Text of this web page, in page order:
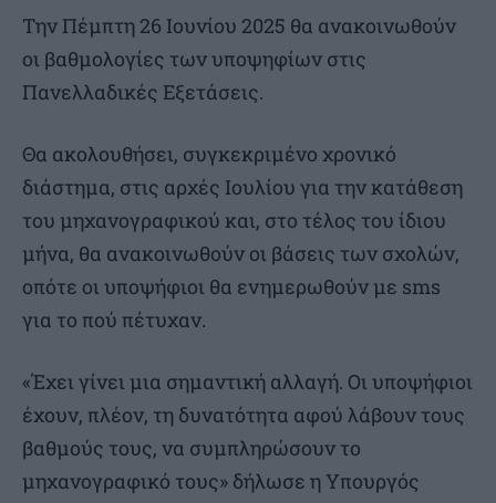
Την Πέμπτη 26 Ιουνίου 2025 θα ανακοινωθούν
οι βαθμολογίες των υποψηφίων στις
Πανελλαδικές Εξετάσεις.
Θα ακολουθήσει, συγκεκριμένο χρονικό
διάστημα, στις αρχές Ιουλίου για την κατάθεση
του μηχανογραφικού και, στο τέλος του ίδιου
μήνα, θα ανακοινωθούν οι βάσεις των σχολών,
οπότε οι υποψήφιοι θα ενημερωθούν με sms
για το πού πέτυχαν.
«Έχει γίνει μια σημαντική αλλαγή. Οι υποψήφιοι
έχουν, πλέον, τη δυνατότητα αφού λάβουν τους
βαθμούς τους, να συμπληρώσουν το
μηχανογραφικό τους» δήλωσε η Υπουργός